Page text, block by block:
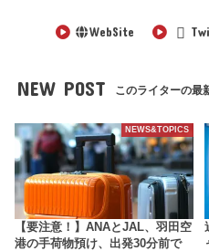
WebSite
NEW POST このライターの最
NEWS&TOPICS
【要注意！】ANAとJAL、羽田空
港の手荷物預け、出発30分前で